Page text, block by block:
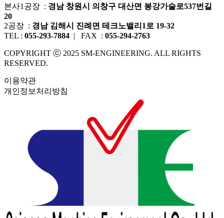
본사1공장 : 경남 창원시 의창구 대산면 봉강가술로537번길
20
2공장 : 경남 김해시 진례면 테크노밸리1로 19-32
TEL : 055-293-7884 | FAX : 055-294-2763
COPYRIGHT ⓒ 2025 SM-ENGINEERING. ALL RIGHTS
RESERVED.
이용약관
개인정보처리방침